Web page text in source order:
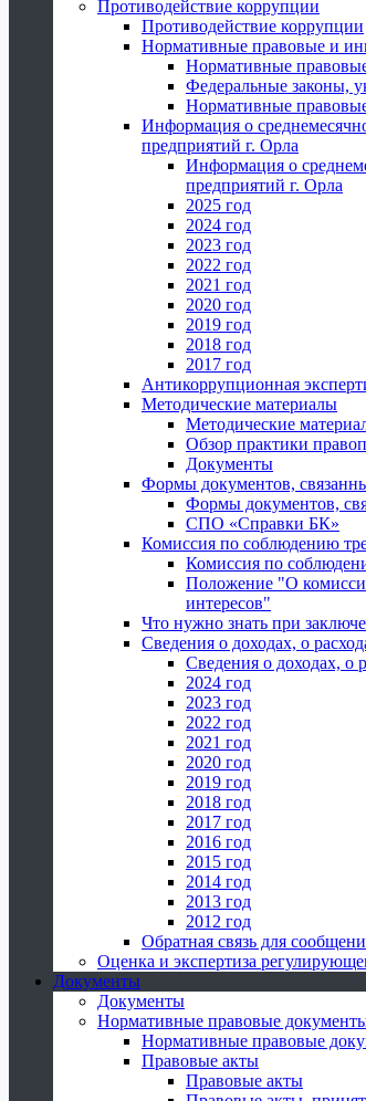
Противодействие коррупции
Противодействие коррупции
Нормативные правовые и
Нормативные
Федеральные законы,
Нормативные
Информация о
предприятий г. Орла
Информация о
предприятий г. Орла
2025 год
2024 год
2023 год
2022 год
2021 год
2020 год
2019 год
2018 год
2017 год
Антикоррупционная
Методические материалы
Методические
Обзор практики
Документы
Формы документов,
Формы документов,
СПО «Справки БК»
Комиссия по соблюдению
Комиссия по
Положение "О
интересов"
Что нужно знать при
Сведения о доходах, о
Сведения о доходах, о
2024 год
2023 год
2022 год
2021 год
2020 год
2019 год
2018 год
2017 год
2016 год
2015 год
2014 год
2013 год
2012 год
Обратная связь для
Оценка и экспертиза
Документы
Документы
Нормативные правовые
Нормативные правовые
Правовые акты
Правовые акты